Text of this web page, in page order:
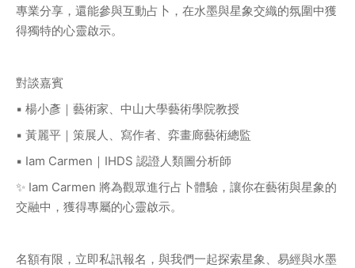
專業分享，還能參與互動占卜，在水墨與星象交織的氛圍中獲
得獨特的心靈啟示。
對談嘉賓
▪️ 楊小彥｜藝術家、中山大學藝術學院教授
▪️ 黃麗平｜策展人、寫作者、弈畫廊藝術總監
▪️ Iam Carmen｜IHDS 認證人類圖分析師
✨ Iam Carmen 將為觀眾進行占卜體驗，讓你在藝術與星象的
交融中，獲得專屬的心靈啟示。
名額有限，立即私訊報名，與我們一起探索星象、易經與水墨